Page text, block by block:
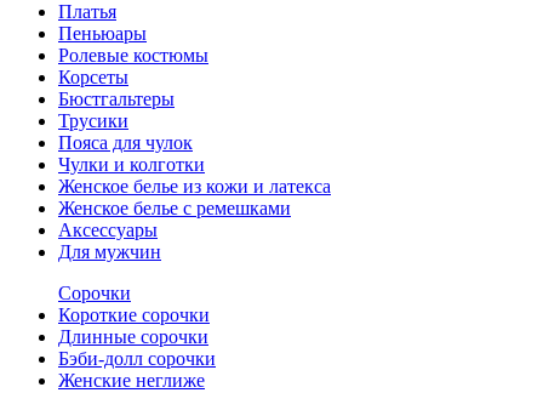
Платья
Пеньюары
Ролевые костюмы
Корсеты
Бюстгальтеры
Трусики
Пояса для чулок
Чулки и колготки
Женское белье из кожи и латекса
Женское белье с ремешками
Аксессуары
Для мужчин
Сорочки
Короткие сорочки
Длинные сорочки
Бэби-долл сорочки
Женские неглиже